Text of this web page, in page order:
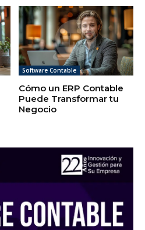
Software Contable
Cómo un ERP Contable
Puede Transformar tu
Negocio